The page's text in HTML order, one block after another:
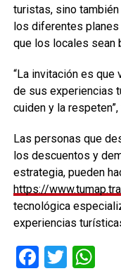
turistas, sino
los diferentes
que los locales sean
“La invitación es que
de sus experiencias
cuiden y la
Las personas que
los descuentos y
estrategia, pueden
https://
tecnológica
experiencias
Facebook